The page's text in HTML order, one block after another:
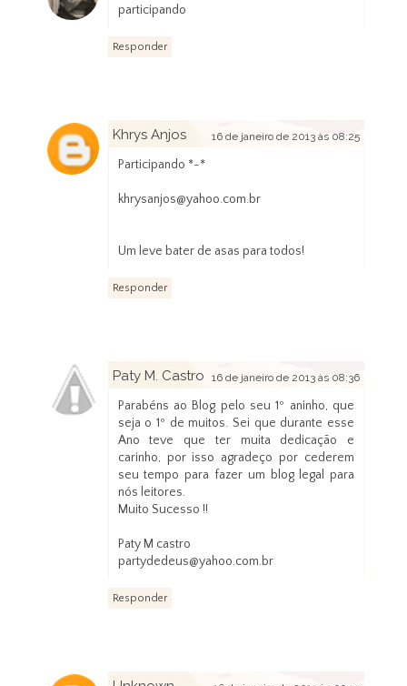
participando
Responder
Khrys Anjos 16 de janeiro de 2013 às 08:25
Participando *-*
khrysanjos@yahoo.com.br
Um leve bater de asas para todos!
Responder
Paty M. Castro 16 de janeiro de 2013 às 08:36
Parabéns ao Blog pelo seu 1º aninho, que
seja o 1º de muitos. Sei que durante esse
Ano teve que ter muita dedicação e
carinho, por isso agradeço por cederem
seu tempo para fazer um blog legal para
nós leitores.
Muito Sucesso !!
Paty M castro
partydedeus@yahoo.com.br
Responder